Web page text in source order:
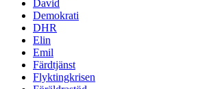
David
Demokrati
DHR
Elin
Emil
Färdtjänst
Flyktingkrisen